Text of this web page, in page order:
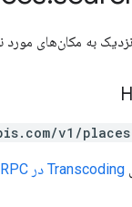
به مکان‌های مورد
v1/
Transcoding در gRPC